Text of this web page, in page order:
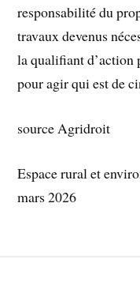
responsabilité du
travaux devenus
la qualifiant d’action
pour agir qui est de
source Agridroit
Espace rural et
mars 2026